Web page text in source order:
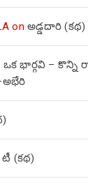
onఅడ్డదారి (కథ)
ఒక భార్గవి – కొన్ని
(కథ)